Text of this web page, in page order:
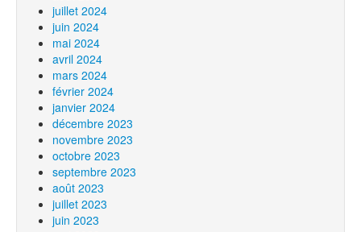
juillet 2024
juin 2024
mai 2024
avril 2024
mars 2024
février 2024
janvier 2024
décembre 2023
novembre 2023
octobre 2023
septembre 2023
août 2023
juillet 2023
juin 2023